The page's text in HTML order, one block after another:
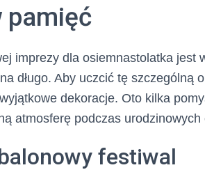
pamięć
imprezy dla osiemnastolatka jest
długo. Aby uczcić tę szczególną
dekoracje. Oto kilka
atmosferę podczas urodzinowych
festiwal